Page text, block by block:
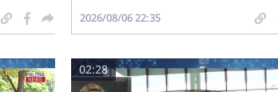
2026/08/06 22:35
02:28